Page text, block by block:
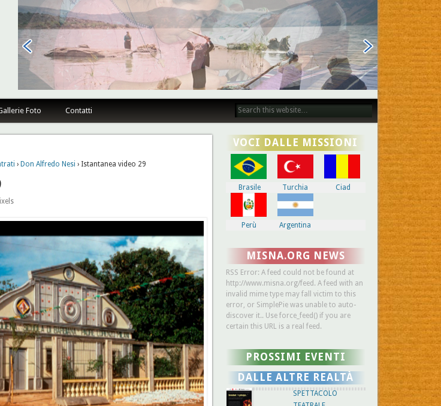
Foto Contatti
› Don Alfredo Nesi › Istantanea video 29
VOCI DALLE MISSIONI
Brasile Turchia Ciad
Perù Argentina
MISNA.ORG NEWS
RSS Error: A feed could not be found at
http://www.misna.org/feed. A feed with an
invalid mime type may fall victim to this
error, or SimplePie was unable to auto-
discover it.. Use force_feed() if you are
certain this URL is a real feed.
PROSSIMI EVENTI
DALLE ALTRE REALTÀ
SPETTACOLO